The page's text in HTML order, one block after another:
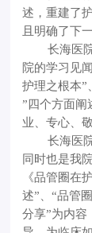
述，重建了
且明确了下
长海医
院的学习见
护理之根本”
”四个方面阐
业、专心、
长海医
同时也是我
《品管圈在
述”、“品管
分享”为内容